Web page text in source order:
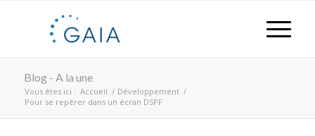
Blog - A la une
Vous êtes ici : Accueil / Développement /
Pour se repérer dans un écran DSPF